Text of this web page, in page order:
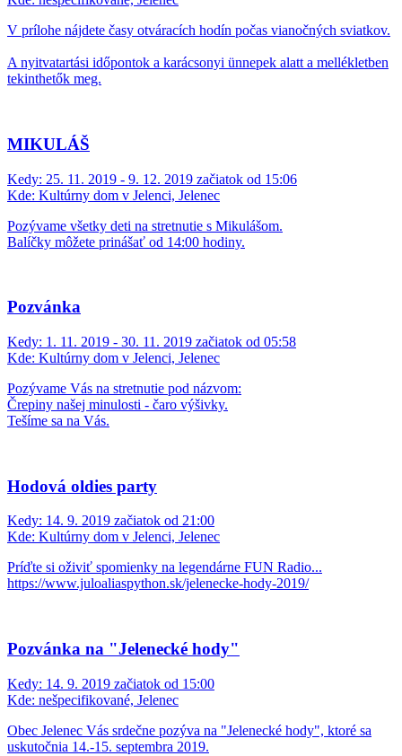
V prílohe nájdete časy otváracích hodín počas vianočných sviatkov.
A nyitvatartási időpontok a karácsonyi ünnepek alatt a mellékletben
tekinthetők meg.
MIKULÁŠ
Kedy: 25. 11. 2019 - 9. 12. 2019 začiatok od 15:06
Kde: Kultúrny dom v Jelenci, Jelenec
Pozývame všetky deti na stretnutie s Mikulášom.
Balíčky môžete prinášať od 14:00 hodiny.
Pozvánka
Kedy: 1. 11. 2019 - 30. 11. 2019 začiatok od 05:58
Kde: Kultúrny dom v Jelenci, Jelenec
Pozývame Vás na stretnutie pod názvom:
Črepiny našej minulosti - čaro výšivky.
Tešíme sa na Vás.
Hodová oldies party
Kedy: 14. 9. 2019 začiatok od 21:00
Kde: Kultúrny dom v Jelenci, Jelenec
Príďte si oživiť spomienky na legendárne FUN Radio...
https://www.juloaliaspython.sk/jelenecke-hody-2019/
Pozvánka na "Jelenecké hody"
Kedy: 14. 9. 2019 začiatok od 15:00
Kde: nešpecifikované, Jelenec
Obec Jelenec Vás srdečne pozýva na "Jelenecké hody", ktoré sa
uskutočnia 14.-15. septembra 2019.